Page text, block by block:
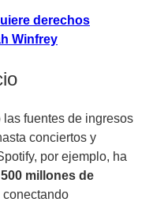
derechos
Winfrey
fuentes de ingresos
conciertos y
por ejemplo, ha
millones de
conectando